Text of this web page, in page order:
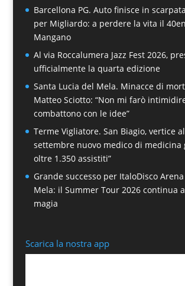
Barcellona PG. Auto finisce in
per Migliardo: a perdere la vita il
Mangano
Al via Roccalumera Jazz Fest 2026,
ufficialmente la quarta edizione
Santa Lucia del Mela. Minacce di
Matteo Sciotto: “Non mi farò
combattono con le idee”
Terme Vigliatore. San Biagio, vertice
settembre nuovo medico di medicina
oltre 1.350 assistiti”
Grande successo per ItaloDisco
Mela: il Summer Tour 2026 continua
magia
Scarica la nostra app